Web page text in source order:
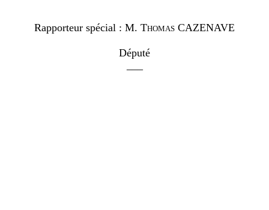
Rapporteur spécial : M. Thomas CAZENAVE
Député